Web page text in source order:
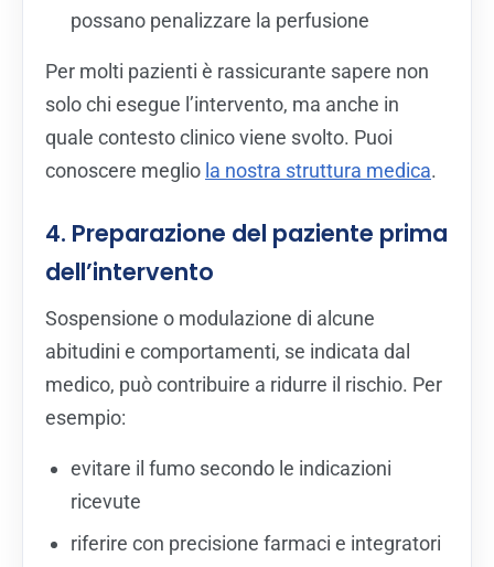
possano penalizzare la perfusione
Per molti pazienti è rassicurante sapere non
solo chi esegue l’intervento, ma anche in
quale contesto clinico viene svolto. Puoi
conoscere meglio la nostra struttura medica.
4. Preparazione del paziente prima
dell’intervento
Sospensione o modulazione di alcune
abitudini e comportamenti, se indicata dal
medico, può contribuire a ridurre il rischio. Per
esempio:
evitare il fumo secondo le indicazioni
ricevute
riferire con precisione farmaci e integratori